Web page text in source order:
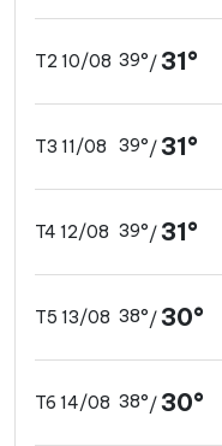
T2 10/08 39°/31°
T3 11/08 39°/31°
T4 12/08 39°/31°
T5 13/08 38°/30°
T6 14/08 38°/30°